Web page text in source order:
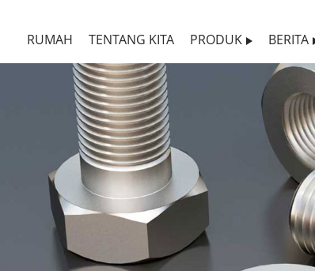
RUMAH TENTANG KITA PRODUK BERITA